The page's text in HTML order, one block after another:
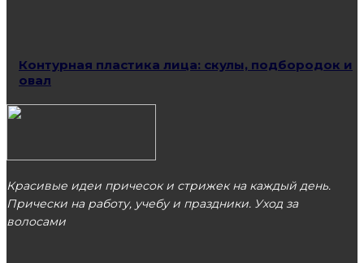
Контурная пластика лица: скулы, подбородок и
овал
Красивые идеи причесок и стрижек на каждый день.
Прически на работу, учебу и праздники. Уход за
волосами